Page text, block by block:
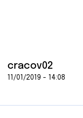
cracov02
11/01/2019 - 14:08